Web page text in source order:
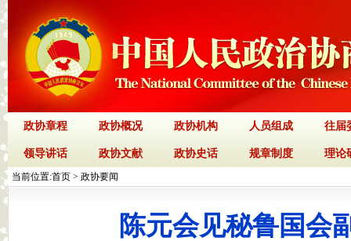
政协章程 政协概况 政协机构 人员组成 往届
领导讲话 政协文献 政协史话 规章制度 理论
当前位置:首页 > 政协要闻
陈元会见秘鲁国会